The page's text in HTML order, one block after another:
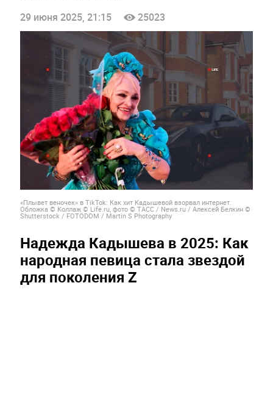
29 июня 2025, 21:15
25023
«Плывет веночек» в TikTok: Как хит Кадышевой взорвал интернет.
Обложка © Коллаж © Life.ru, фото © ТАСС / News.ru / Алексей Белкин ©
Shutterstock / FOTODOM / Martin S Photography
Надежда Кадышева в 2025: Как
народная певица стала звездой
для поколения Z